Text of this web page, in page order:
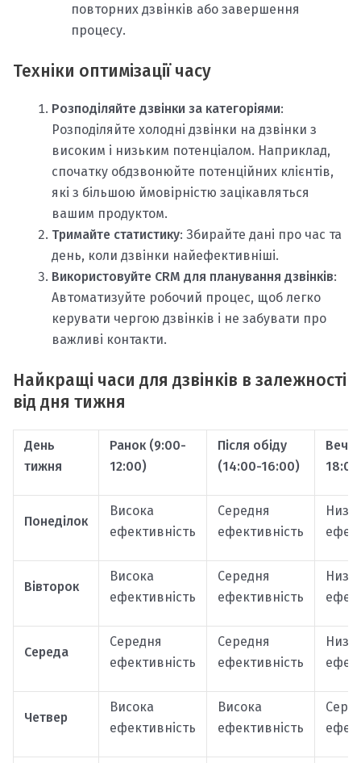
повторних дзвінків або завершення
процесу.
Техніки оптимізації часу
Розподіляйте дзвінки за категоріями:
Розподіляйте холодні дзвінки на дзвінки з
високим і низьким потенціалом. Наприклад,
спочатку обдзвонюйте потенційних клієнтів,
які з більшою ймовірністю зацікавляться
вашим продуктом.
Тримайте статистику: Збирайте дані про час та
день, коли дзвінки найефективніші.
Використовуйте CRM для планування дзвінків:
Автоматизуйте робочий процес, щоб легко
керувати чергою дзвінків і не забувати про
важливі контакти.
Найкращі часи для дзвінків в залежності
від дня тижня
День
тижня
Ранок (9:00-
12:00)
Після обіду
(14:00-16:00)
Понеділок
Висока
ефективність
Середня
ефективність
Вівторок
Висока
ефективність
Середня
ефективність
Середа
Середня
ефективність
Середня
ефективність
Четвер
Висока
ефективність
Висока
ефективність